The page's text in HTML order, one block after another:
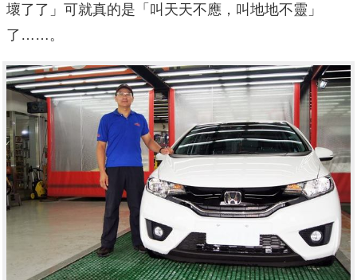
壞了了」可就真的是「叫天天不應，叫地地不靈」
了……。